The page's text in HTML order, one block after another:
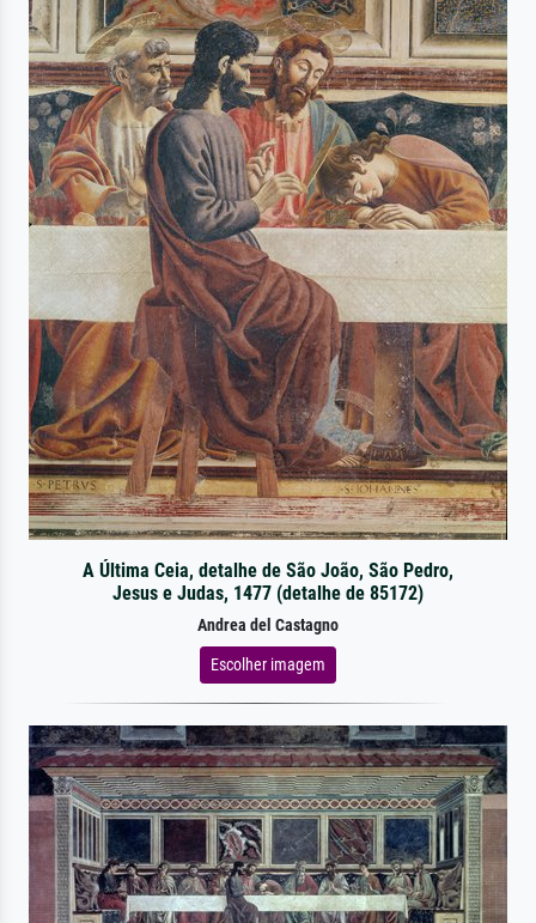
A Última Ceia, detalhe de São João, São Pedro,
Jesus e Judas, 1477 (detalhe de 85172)
Andrea del Castagno
Escolher imagem